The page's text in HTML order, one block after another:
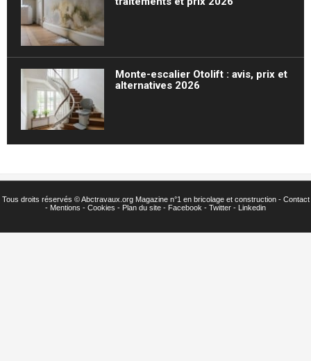
Monte-escalier Otolift : avis, prix et
alternatives 2026
Tous droits réservés ©Abctravaux.org Magazine n°1 en bricolage et construction - Contact
- Mentions - Cookies - Plan du site - Facebook - Twitter - Linkedin